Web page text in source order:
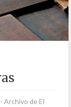
Archivo de El